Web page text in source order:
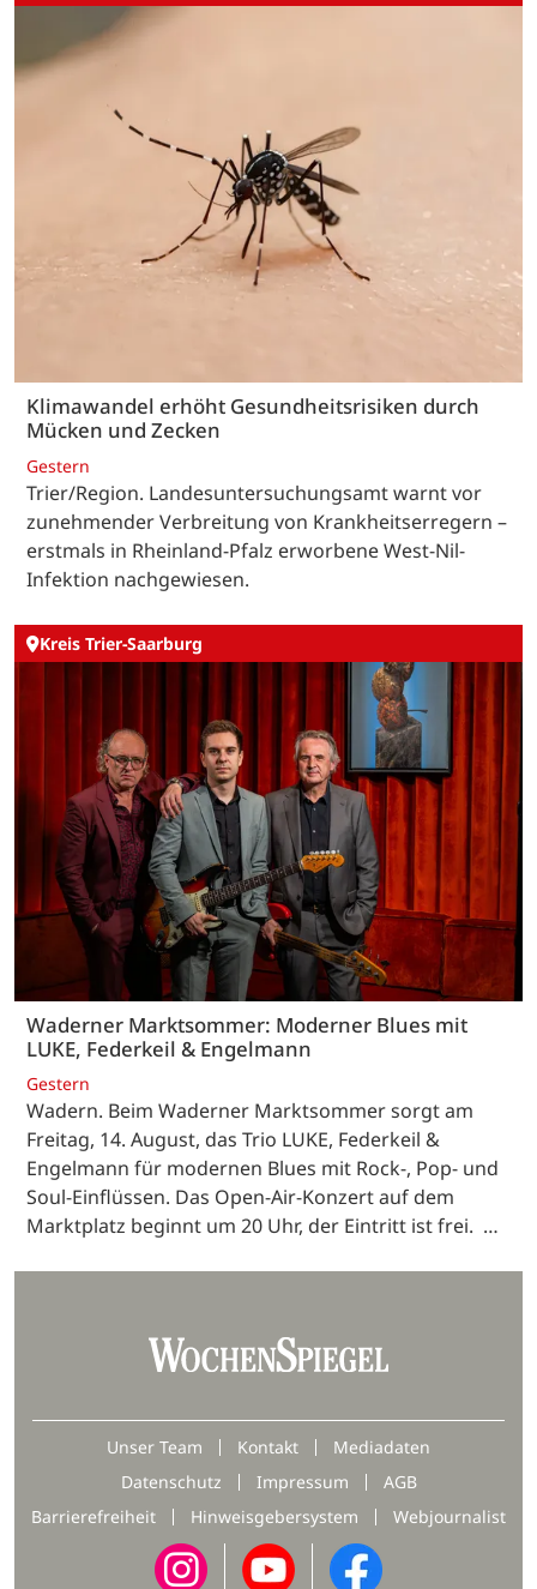
Klimawandel erhöht Gesundheitsrisiken durch
Mücken und Zecken
Gestern
Trier/Region. Landesuntersuchungsamt warnt vor
zunehmender Verbreitung von Krankheitserregern –
erstmals in Rheinland-Pfalz erworbene West-Nil-
Infektion nachgewiesen.
Kreis Trier-Saarburg
Waderner Marktsommer: Moderner Blues mit
LUKE, Federkeil & Engelmann
Gestern
Wadern. Beim Waderner Marktsommer sorgt am
Freitag, 14. August, das Trio LUKE, Federkeil &
Engelmann für modernen Blues mit Rock-, Pop- und
Soul-Einflüssen. Das Open-Air-Konzert auf dem
Marktplatz beginnt um 20 Uhr, der Eintritt ist frei. …
Unser Team Kontakt
Mediadaten
Datenschutz
Impressum
AGB
Barrierefreiheit
Hinweisgebersystem Webjournalist